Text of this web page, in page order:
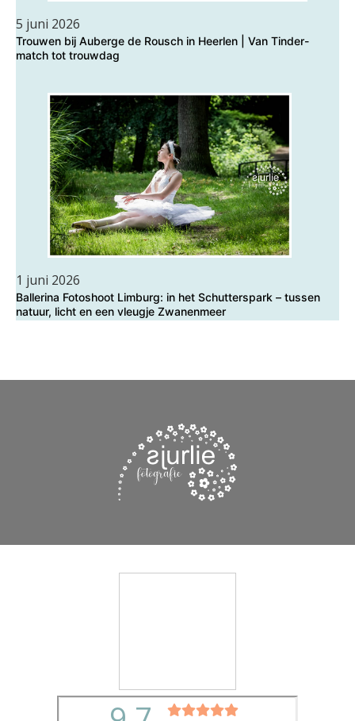
5 juni 2026
Trouwen bij Auberge de Rousch in Heerlen | Van Tinder-
match tot trouwdag
1 juni 2026
Ballerina Fotoshoot Limburg: in het Schutterspark – tussen
natuur, licht en een vleugje Zwanenmeer